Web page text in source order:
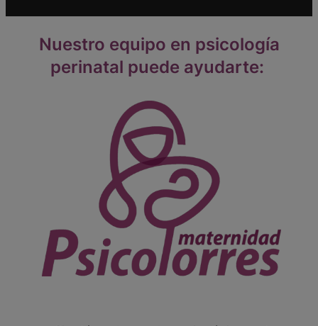
Nuestro equipo en psicología
perinatal puede ayudarte: